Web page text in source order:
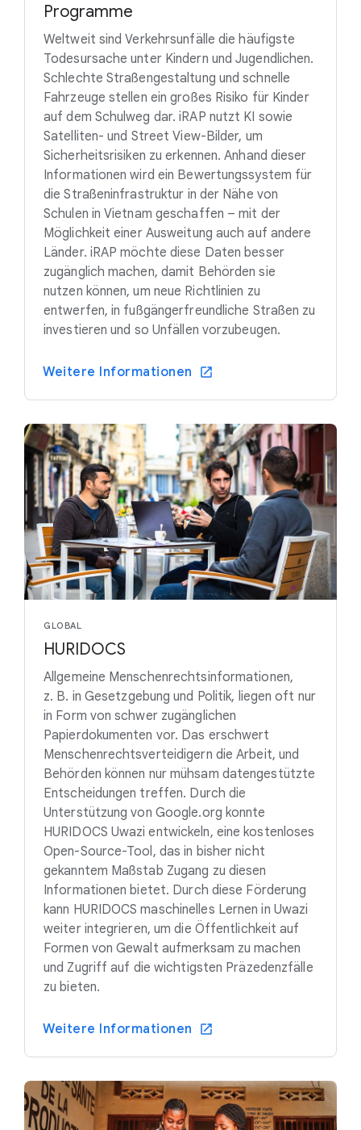
Programme
Weltweit sind Verkehrsunfälle die häufigste
Todesursache unter Kindern und Jugendlichen.
Schlechte Straßengestaltung und schnelle
Fahrzeuge stellen ein großes Risiko für Kinder
auf dem Schulweg dar. iRAP nutzt KI sowie
Satelliten- und Street View-Bilder, um
Sicherheitsrisiken zu erkennen. Anhand dieser
Informationen wird ein Bewertungssystem für
die Straßeninfrastruktur in der Nähe von
Schulen in Vietnam geschaffen – mit der
Möglichkeit einer Ausweitung auch auf andere
Länder. iRAP möchte diese Daten besser
zugänglich machen, damit Behörden sie
nutzen können, um neue Richtlinien zu
entwerfen, in fußgängerfreundliche Straßen zu
investieren und so Unfällen vorzubeugen.
Weitere Informationen
GLOBAL
HURIDOCS
Allgemeine Menschenrechtsinformationen,
z. B. in Gesetzgebung und Politik, liegen oft nur
in Form von schwer zugänglichen
Papierdokumenten vor. Das erschwert
Menschenrechtsverteidigern die Arbeit, und
Behörden können nur mühsam datengestützte
Entscheidungen treffen. Durch die
Unterstützung von Google.org konnte
HURIDOCS Uwazi entwickeln, eine kostenloses
Open-Source-Tool, das in bisher nicht
gekanntem Maßstab Zugang zu diesen
Informationen bietet. Durch diese Förderung
kann HURIDOCS maschinelles Lernen in Uwazi
weiter integrieren, um die Öffentlichkeit auf
Formen von Gewalt aufmerksam zu machen
und Zugriff auf die wichtigsten Präzedenzfälle
zu bieten.
Weitere Informationen